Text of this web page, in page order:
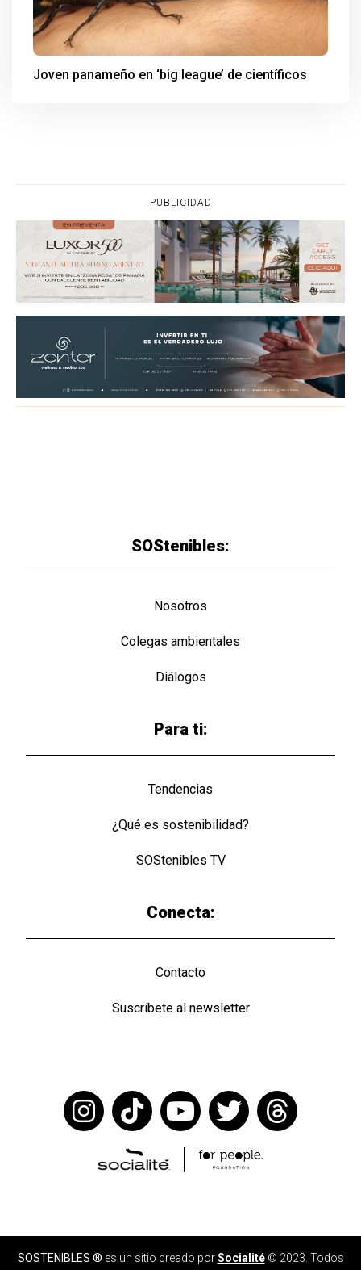
Joven panameño en ‘big league’ de científicos
PUBLICIDAD
SOStenibles:
Nosotros
Colegas ambientales
Diálogos
Para ti:
Tendencias
¿Qué es sostenibilidad?
SOStenibles TV
Conecta:
Contacto
Suscríbete al newsletter
SOSTENIBLES ® es un sitio creado porSocialité© 2023. Todos